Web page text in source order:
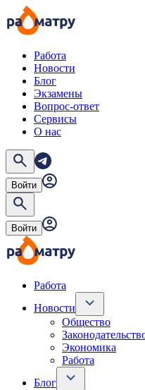
Работа
Новости
Блог
Экзамены
Вопрос-ответ
Сервисы
О нас
Войти
Войти
Работа
Новости
Общество
Экономика
Работа
Блог